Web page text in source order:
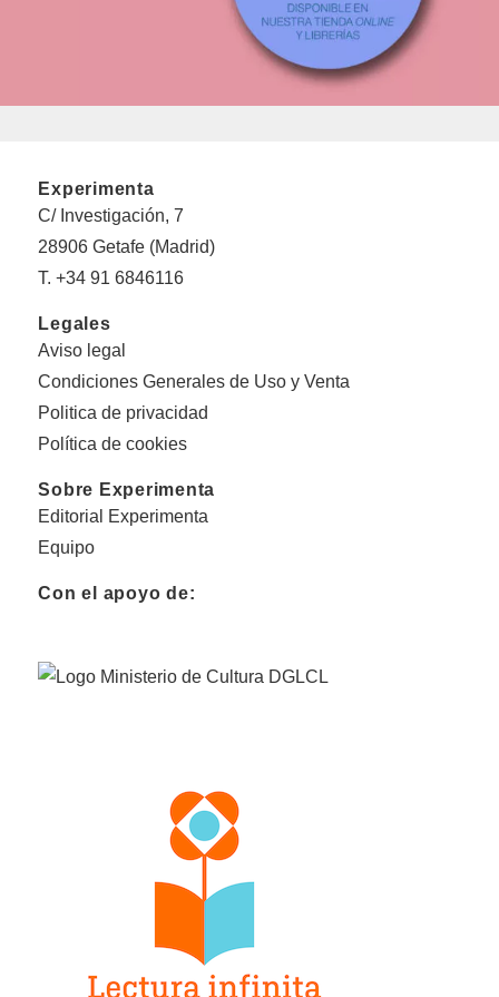
Experimenta
C/ Investigación, 7
28906 Getafe (Madrid)
T. +34 91 6846116
Legales
Aviso legal
Condiciones Generales de Uso y Venta
Politica de privacidad
Política de cookies
Sobre Experimenta
Editorial Experimenta
Equipo
Con el apoyo de: